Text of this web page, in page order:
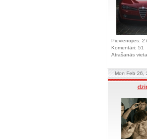
Pievienojies:
Komentāri: 51
Atrašanās
Mon Feb 26,